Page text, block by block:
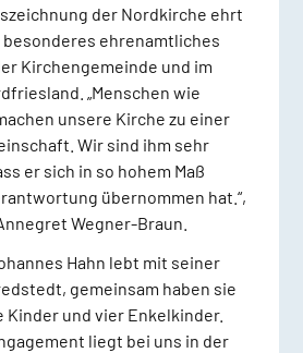
der Nordkirche ehrt
ehrenamtliches
Kirchengemeinde und im
„Menschen wie
unsere Kirche zu einer
Wir sind ihm sehr
er sich in so hohem Maß
übernommen hat.“,
Wegner-Braun.
Hahn lebt mit seiner
gemeinsam haben sie
Kinder und vier Enkelkinder.
liegt bei uns in der